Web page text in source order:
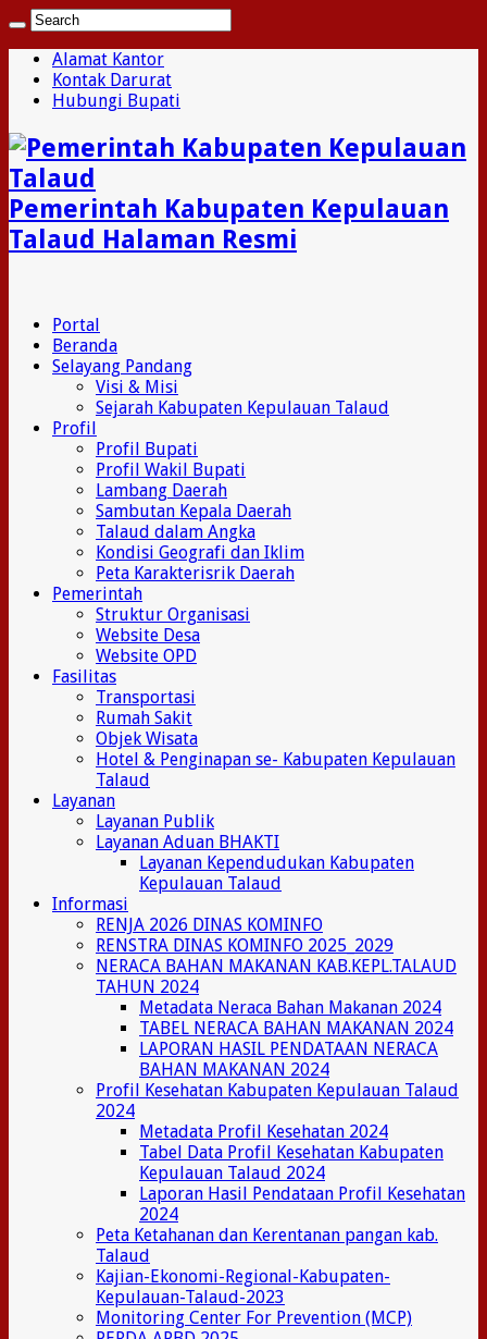
Alamat Kantor
Kontak Darurat
Hubungi Bupati
Pemerintah Kabupaten Kepulauan
Talaud Halaman Resmi
Portal
Beranda
Selayang Pandang
Visi & Misi
Sejarah Kabupaten Kepulauan Talaud
Profil
Profil Bupati
Profil Wakil Bupati
Lambang Daerah
Sambutan Kepala Daerah
Talaud dalam Angka
Kondisi Geografi dan Iklim
Peta Karakterisrik Daerah
Pemerintah
Struktur Organisasi
Website Desa
Website OPD
Fasilitas
Transportasi
Rumah Sakit
Objek Wisata
Hotel & Penginapan se- Kabupaten Kepulauan
Talaud
Layanan
Layanan Publik
Layanan Aduan BHAKTI
Layanan Kependudukan Kabupaten
Kepulauan Talaud
Informasi
RENJA 2026 DINAS KOMINFO
RENSTRA DINAS KOMINFO 2025_2029
NERACA BAHAN MAKANAN KAB.KEPL.TALAUD
TAHUN 2024
Metadata Neraca Bahan Makanan 2024
TABEL NERACA BAHAN MAKANAN 2024
LAPORAN HASIL PENDATAAN NERACA
BAHAN MAKANAN 2024
Profil Kesehatan Kabupaten Kepulauan Talaud
2024
Metadata Profil Kesehatan 2024
Tabel Data Profil Kesehatan Kabupaten
Kepulauan Talaud 2024
Laporan Hasil Pendataan Profil Kesehatan
2024
Peta Ketahanan dan Kerentanan pangan kab.
Talaud
Kajian-Ekonomi-Regional-Kabupaten-
Kepulauan-Talaud-2023
Monitoring Center For Prevention (MCP)